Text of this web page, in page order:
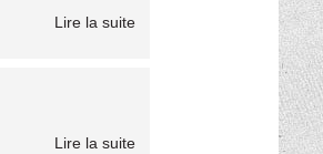
Lire la suite
Lire la suite